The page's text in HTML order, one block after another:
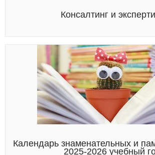
Консалтинг и
Календарь знаменательных и
2025-2026 учебный